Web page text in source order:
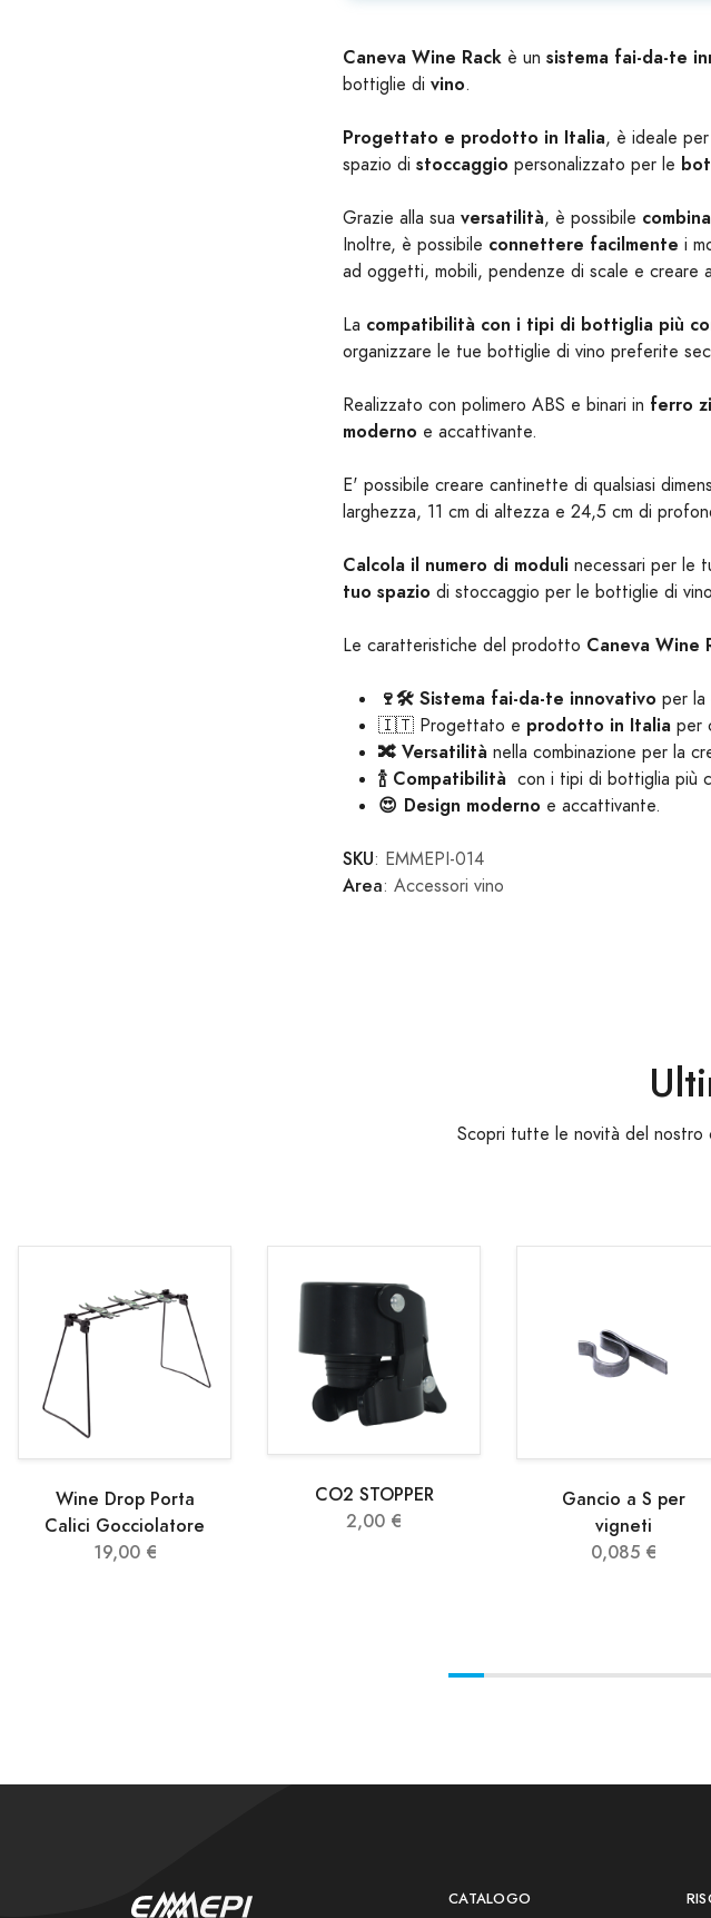
Caneva Wine Rack è un sistema fai-da-te
bottiglie di vino.
Progettato e prodotto in Italia, è ideale
spazio di stoccaggio personalizzato per le
Grazie alla sua versatilità, è possibile
Inoltre, è possibile connettere facilmente i
ad oggetti, mobili, pendenze di scale e creare
La compatibilità con i tipi di bottiglia più
organizzare le tue bottiglie di vino preferite
Realizzato con polimero ABS e binari in ferro
moderno e accattivante.
E' possibile creare cantinette di qualsiasi
larghezza, 11 cm di altezza e 24,5 cm di
Calcola il numero di moduli necessari per le
tuo spazio di stoccaggio per le bottiglie di
Le caratteristiche del prodotto Caneva Wine
🍷🛠️ Sistema fai-da-te innovativo per la
🇮🇹 Progettato e prodotto in Italia per
🔀 Versatilità nella combinazione per la
🍾 Compatibilità con i tipi di bottiglia più
😍 Design moderno e accattivante.
SKU: EMMEPI-014
Area: Accessori vino
Scopri tutte le novità del nostro
Wine Drop Porta
Calici Gocciolatore
19,00 €
CO2 STOPPER
2,00 €
Gancio a S per
vigneti
0,085 €
CATALOGO